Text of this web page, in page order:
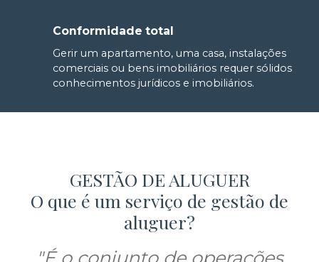
Conformidade total
Gerir um apartamento, uma casa, instalações
comerciais ou bens imobiliários requer sólidos
conhecimentos jurídicos e imobiliários.
GESTÃO DE ALUGUER
O que é um serviço de gestão de
aluguer?
"É o conjunto de operações